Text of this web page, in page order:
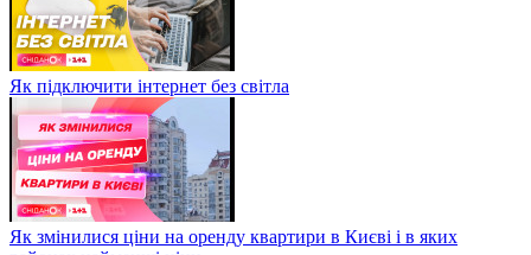
Як підключити інтернет без світла
Як змінилися ціни на оренду квартири в Києві і в яких